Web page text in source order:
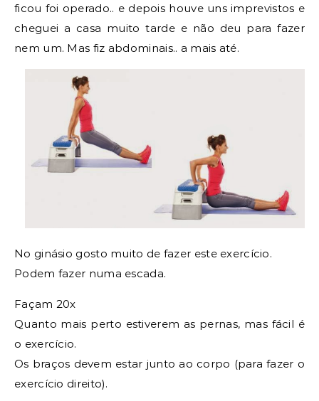
ficou foi operado.. e depois houve uns imprevistos e
cheguei a casa muito tarde e não deu para fazer
nem um. Mas fiz abdominais.. a mais até.
No ginásio gosto muito de fazer este exercício.
Podem fazer numa escada.
Façam 20x
Quanto mais perto estiverem as pernas, mas fácil é
o exercício.
Os braços devem estar junto ao corpo (para fazer o
exercício direito).